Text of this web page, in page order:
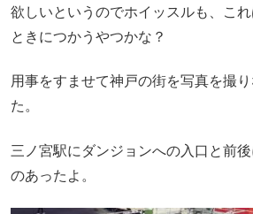
欲しいというのでホイッスルも、こ
ときにつかうやつかな？
用事をすませて神戸の街を写真を撮
た。
三ノ宮駅にダンジョンへの入口と前
のあったよ。